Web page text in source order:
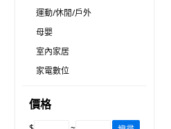
運動/休閒/戶外
母嬰
室內家居
家電數位
價格